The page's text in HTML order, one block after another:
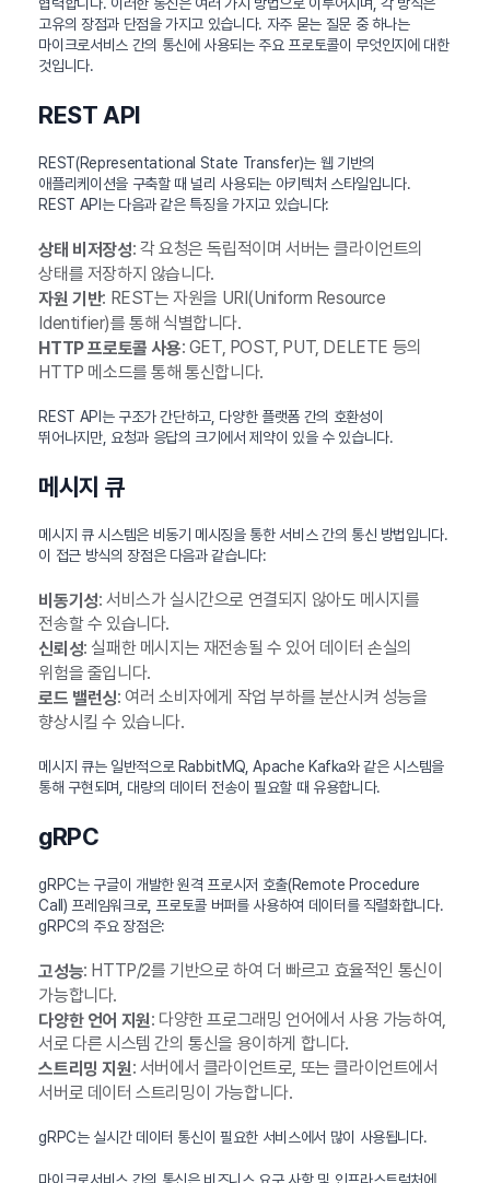
협력합니다. 이러한 통신은 여러 가지 방법으로 이루어지며, 각 방식은
고유의 장점과 단점을 가지고 있습니다. 자주 묻는 질문 중 하나는
마이크로서비스 간의 통신에 사용되는 주요 프로토콜이 무엇인지에 대한
것입니다.
REST API
REST(Representational State Transfer)는 웹 기반의
애플리케이션을 구축할 때 널리 사용되는 아키텍처 스타일입니다.
REST API는 다음과 같은 특징을 가지고 있습니다:
상태 비저장성: 각 요청은 독립적이며 서버는 클라이언트의
상태를 저장하지 않습니다.
자원 기반: REST는 자원을 URI(Uniform Resource
Identifier)를 통해 식별합니다.
HTTP 프로토콜 사용: GET, POST, PUT, DELETE 등의
HTTP 메소드를 통해 통신합니다.
REST API는 구조가 간단하고, 다양한 플랫폼 간의 호환성이
뛰어나지만, 요청과 응답의 크기에서 제약이 있을 수 있습니다.
메시지 큐
메시지 큐 시스템은 비동기 메시징을 통한 서비스 간의 통신 방법입니다.
이 접근 방식의 장점은 다음과 같습니다:
비동기성: 서비스가 실시간으로 연결되지 않아도 메시지를
전송할 수 있습니다.
신뢰성: 실패한 메시지는 재전송될 수 있어 데이터 손실의
위험을 줄입니다.
로드 밸런싱: 여러 소비자에게 작업 부하를 분산시켜 성능을
향상시킬 수 있습니다.
메시지 큐는 일반적으로 RabbitMQ, Apache Kafka와 같은 시스템을
통해 구현되며, 대량의 데이터 전송이 필요할 때 유용합니다.
gRPC
gRPC는 구글이 개발한 원격 프로시저 호출(Remote Procedure
Call) 프레임워크로, 프로토콜 버퍼를 사용하여 데이터를 직렬화합니다.
gRPC의 주요 장점은:
고성능: HTTP/2를 기반으로 하여 더 빠르고 효율적인 통신이
가능합니다.
다양한 언어 지원: 다양한 프로그래밍 언어에서 사용 가능하여,
서로 다른 시스템 간의 통신을 용이하게 합니다.
스트리밍 지원: 서버에서 클라이언트로, 또는 클라이언트에서
서버로 데이터 스트리밍이 가능합니다.
gRPC는 실시간 데이터 통신이 필요한 서비스에서 많이 사용됩니다.